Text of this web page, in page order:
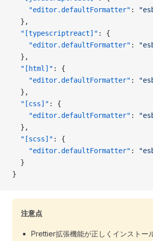
    "editor.defaultFormatter"
:
  },
  "[typescriptreact]"
: {
    "editor.defaultFormatter"
:
  },
  "[html]"
: {
    "editor.defaultFormatter"
:
  },
  "[css]"
: {
    "editor.defaultFormatter"
:
  },
  "[scss]"
: {
    "editor.defaultFormatter"
:
  }
}
注意点
Prettier拡張機能が正しくインストー